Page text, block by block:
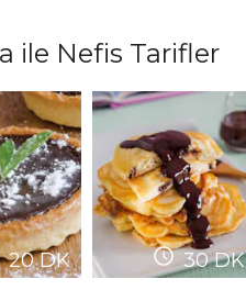
ile Nefis Tarifler
20DK 30DK